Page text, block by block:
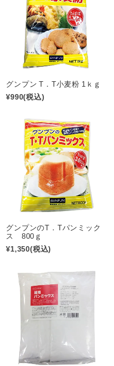
グンプン T．T小麦粉 1ｋｇ
¥990(税込)
グンプンのT．Tパンミック
ス 800ｇ
¥1,350(税込)